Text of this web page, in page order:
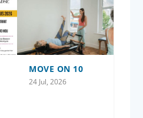
MOVE ON 10
24 Jul, 2026